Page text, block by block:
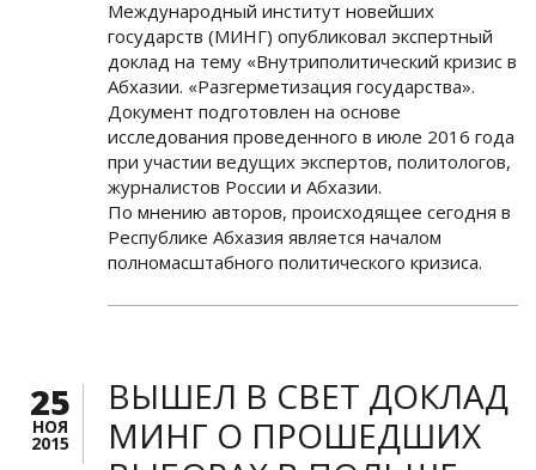
Международный институт новейших
государств (МИНГ) опубликовал экспертный
доклад на тему «Внутриполитический кризис в
Абхазии. «Разгерметизация государства».
Документ подготовлен на основе
исследования проведенного в июле 2016 года
при участии ведущих экспертов, политологов,
журналистов России и Абхазии.
По мнению авторов, происходящее сегодня в
Республике Абхазия является началом
полномасштабного политического кризиса.
25
НОЯ
2015
ВЫШЕЛ В СВЕТ ДОКЛАД
МИНГ О ПРОШЕДШИХ